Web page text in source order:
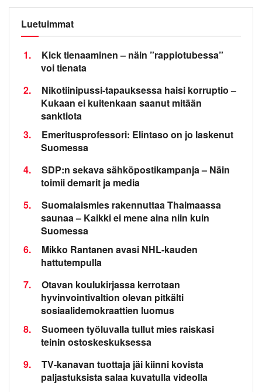
Luetuimmat
1.
Kick tienaaminen – näin ”rappiotubessa”
voi tienata
2.
Nikotiinipussi-tapauksessa haisi korruptio –
Kukaan ei kuitenkaan saanut mitään
sanktiota
3.
Emeritusprofessori: Elintaso on jo laskenut
Suomessa
4.
SDP:n sekava sähköpostikampanja – Näin
toimii demarit ja media
5.
Suomalaismies rakennuttaa Thaimaassa
saunaa – Kaikki ei mene aina niin kuin
Suomessa
6.
Mikko Rantanen avasi NHL-kauden
hattutempulla
7.
Otavan koulukirjassa kerrotaan
hyvinvointivaltion olevan pitkälti
sosiaalidemokraattien luomus
8.
Suomeen työluvalla tullut mies raiskasi
teinin ostoskeskuksessa
9.
TV-kanavan tuottaja jäi kiinni kovista
paljastuksista salaa kuvatulla videolla